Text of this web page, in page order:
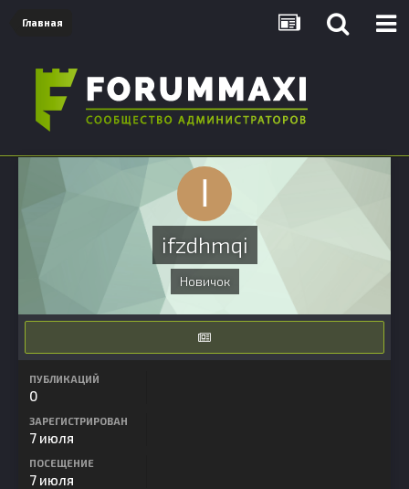
Главная
ifzdhmqi
Новичок
ПУБЛИКАЦИЙ
0
ЗАРЕГИСТРИРОВАН
7 июля
ПОСЕЩЕНИЕ
7 июля